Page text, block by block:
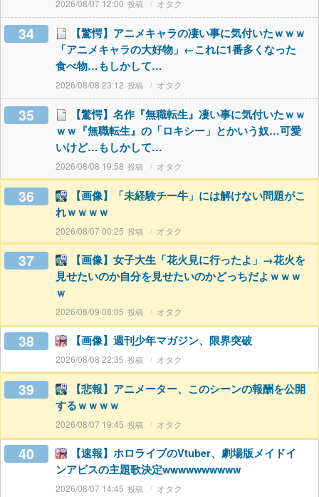
2026/08/07 12:00 オタク
34
【驚愕】アニメキャラの凄い事に気付いたｗｗｗ
「アニメキャラの大好物」←これに1番多くなった
食べ物…もしかして…
2026/08/08 23:12 オタク
35
【驚愕】名作『無職転生』凄い事に気付いたｗｗ
ｗｗ『無職転生』の「ロキシー」とかいう奴…可愛
いけど…もしかして…
2026/08/08 19:58 オタク
36
【画像】「未経験チー牛」には解けない問題がこ
れｗｗｗｗ
2026/08/07 00:25 オタク
37
【画像】女子大生「花火見に行ったよ」→花火を
見せたいのか自分を見せたいのかどっちだよｗｗｗ
ｗ
2026/08/09 08:05 オタク
38 【画像】週刊少年マガジン、限界突破
2026/08/08 22:35 オタク
39
【悲報】アニメーター、このシーンの報酬を公開
するｗｗｗｗ
2026/08/07 19:45 オタク
40
【速報】ホロライブのVtuber、劇場版メイドイ
ンアビスの主題歌決定wwwwwwwwww
2026/08/07 14:45 オタク